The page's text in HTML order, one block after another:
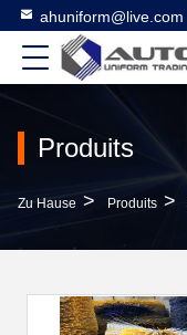
ahuniform@live.com
Produits
Zu Hause > Produits >